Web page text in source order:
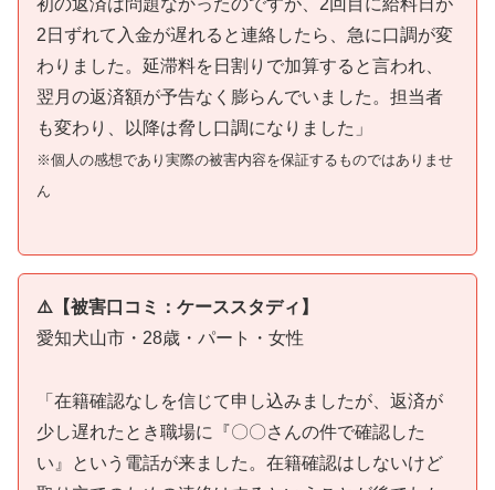
2日ずれて入金が遅れると連絡したら、急に口調が変
わりました。延滞料を日割りで加算すると言われ、
翌月の返済額が予告なく膨らんでいました。担当者
も変わり、以降は脅し口調になりました」
※個人の感想であり実際の被害内容を保証するものではありませ
ん
⚠️【被害口コミ：ケーススタディ】
愛知犬山市・28歳・パート・女性
「在籍確認なしを信じて申し込みましたが、返済が
少し遅れたとき職場に『〇〇さんの件で確認した
い』という電話が来ました。在籍確認はしないけど